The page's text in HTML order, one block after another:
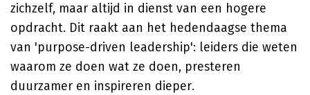
zichzelf, maar altijd in dienst van een hogere
opdracht. Dit raakt aan het hedendaagse thema
van 'purpose-driven leadership': leiders die weten
waarom ze doen wat ze doen, presteren
duurzamer en inspireren dieper.